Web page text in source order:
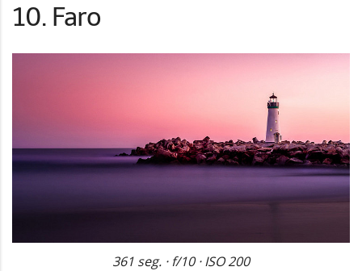
10. Faro
361 seg. · f/10 · ISO 200